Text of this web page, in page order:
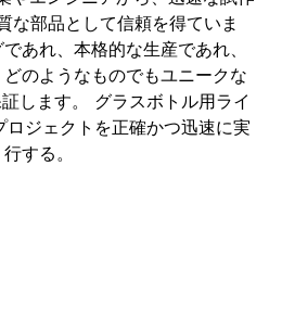
な部品として信頼を得ていま
あれ、本格的な生産であれ、
のようなものでもユニークな
します。 グラスボトル用ライ
ロジェクトを正確かつ迅速に実
行する。